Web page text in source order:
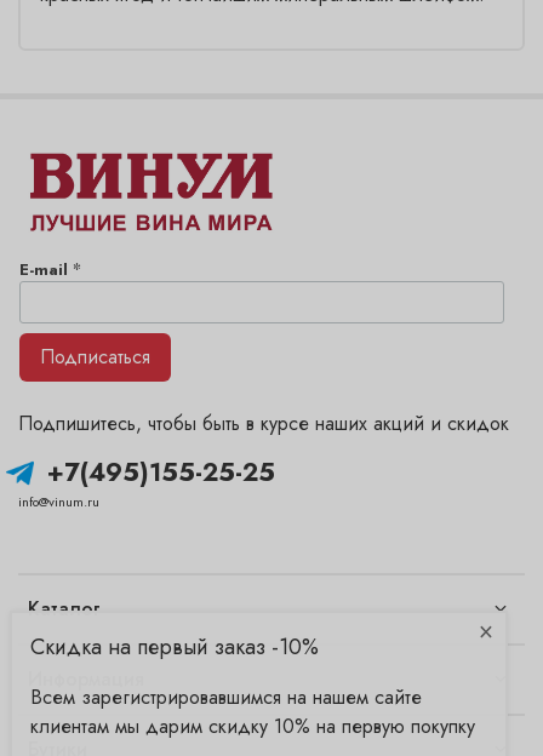
Каталог
+7(495)155-25-25
info@vinum.ru
Подпишитесь, чтобы быть в курсе наших акций и скидок
E-mail *
Подписаться
×
Скидка на первый заказ -10%
Всем зарегистрировавшимся на нашем сайте
клиентам мы дарим скидку 10% на первую покупку